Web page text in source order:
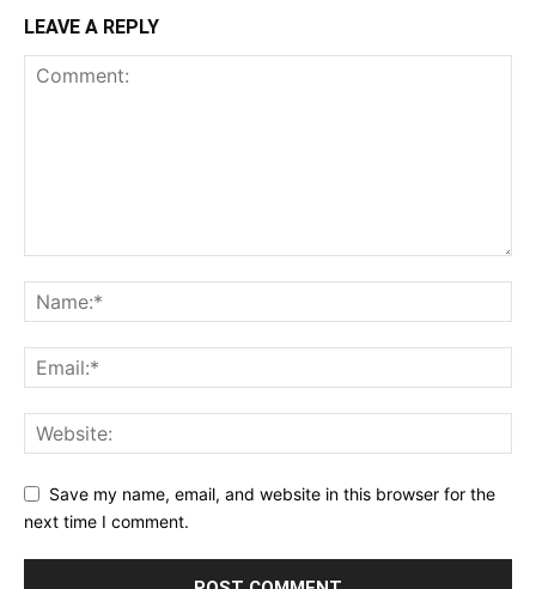
LEAVE A REPLY
Save my name, email, and website in this browser for the
next time I comment.